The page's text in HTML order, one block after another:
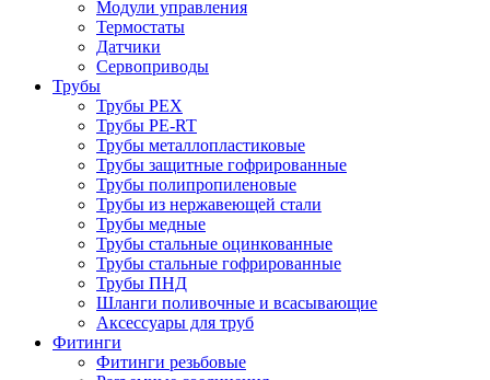
Модули управления
Термостаты
Датчики
Сервоприводы
Трубы
Трубы PEX
Трубы PE-RT
Трубы металлопластиковые
Трубы защитные гофрированные
Трубы полипропиленовые
Трубы из нержавеющей стали
Трубы медные
Трубы стальные оцинкованные
Трубы стальные гофрированные
Трубы ПНД
Шланги поливочные и всасывающие
Аксессуары для труб
Фитинги
Фитинги резьбовые